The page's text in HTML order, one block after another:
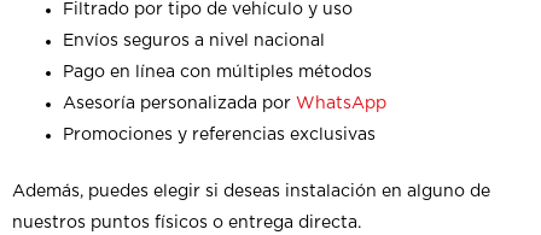
Filtrado por tipo de vehículo y uso
Envíos seguros a nivel nacional
Pago en línea con múltiples métodos
Asesoría personalizada por WhatsApp
Promociones y referencias exclusivas
Además, puedes elegir si deseas instalación en alguno de
nuestros puntos físicos o entrega directa.